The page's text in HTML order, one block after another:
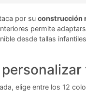
por su construcción
permite
desde tallas
elige entre los 12